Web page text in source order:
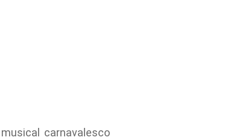
carnavalesco